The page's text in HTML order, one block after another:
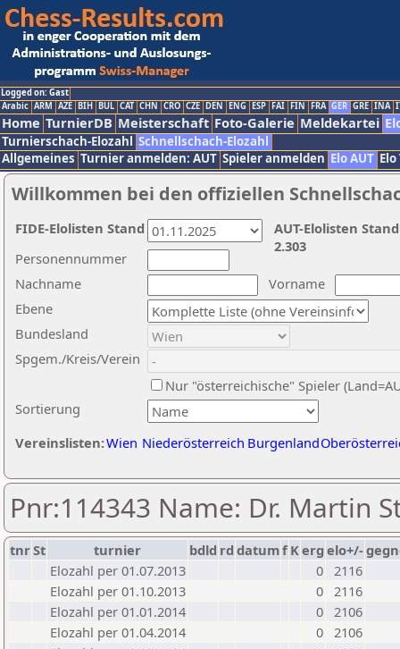
Logged on: Gast
Arabic ARM AZE BIH BUL CAT CHN CRO CZE DEN ENG ESP FAI FIN FRA GER GRE INA
Home TurnierDB Meisterschaft Foto-Galerie Meldekartei
Turnierschach-Elozahl Schnellschach-Elozahl
Allgemeines Turnier anmelden: AUT Spieler anmelden Elo AUT
Willkommen bei den offiziellen
Nachname
Vorname
Ebene
Sortierung
Personennummer
Bundesland
Spgem./Kreis/Verein
Nur "österreichische" Spieler
Vereinslisten:Wien Niederösterreich Burgenland
AUT-Elolisten
2.303
FIDE-Elolisten Stand
Pnr:114343 Name: Dr. Martin
tnrSt turnier bdld rd datumf Kerg elo+/-
Elozahl per 01.07.2013
0 2116
Elozahl per 01.10.2013
0 2116
Elozahl per 01.01.2014
0 2106
Elozahl per 01.04.2014
0 2106